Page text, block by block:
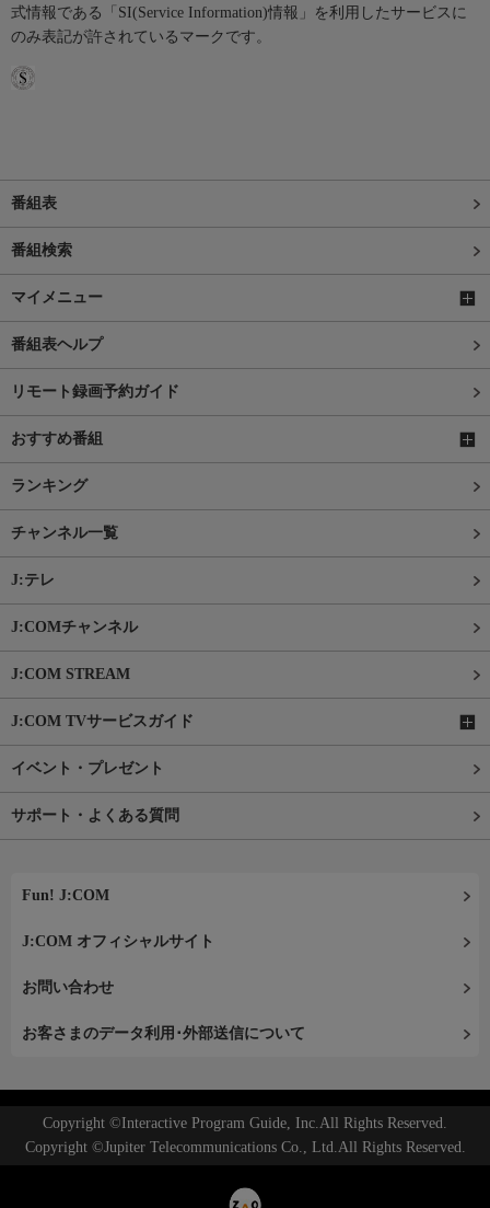
式情報である「SI(Service Information)情報」を利用したサービスに
のみ表記が許されているマークです。
番組表
番組検索
マイメニュー
番組表ヘルプ
リモート録画予約ガイド
おすすめ番組
ランキング
チャンネル一覧
J:テレ
J:COMチャンネル
J:COM STREAM
J:COM TVサービスガイド
イベント・プレゼント
サポート・よくある質問
Fun! J:COM
J:COM オフィシャルサイト
お問い合わせ
お客さまのデータ利用･外部送信について
Copyright ©Interactive Program Guide, Inc.All Rights Reserved.
Copyright ©Jupiter Telecommunications Co., Ltd.All Rights Reserved.